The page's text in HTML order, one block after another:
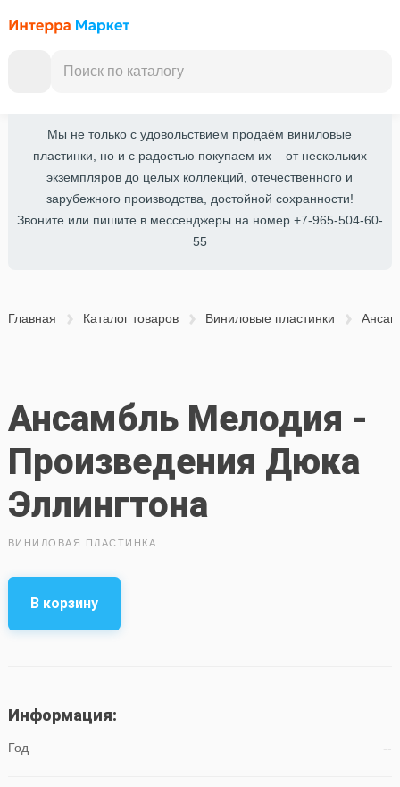
Мы не только с удовольствием продаём виниловые
пластинки, но и с радостью покупаем их – от нескольких
экземпляров до целых коллекций, отечественного и
зарубежного производства, достойной сохранности!
Звоните или пишите в мессенджеры на номер +7-965-504-60-
55
Главная Каталог товаров Виниловые пластинки
Ансамбль Мелодия -
Произведения Дюка
Эллингтона
ВИНИЛОВАЯ ПЛАСТИНКА
В корзину
Информация:
Год --